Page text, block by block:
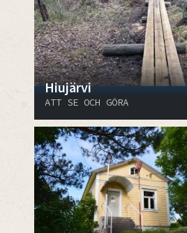
Hiujärvi
ATT SE OCH GÖRA